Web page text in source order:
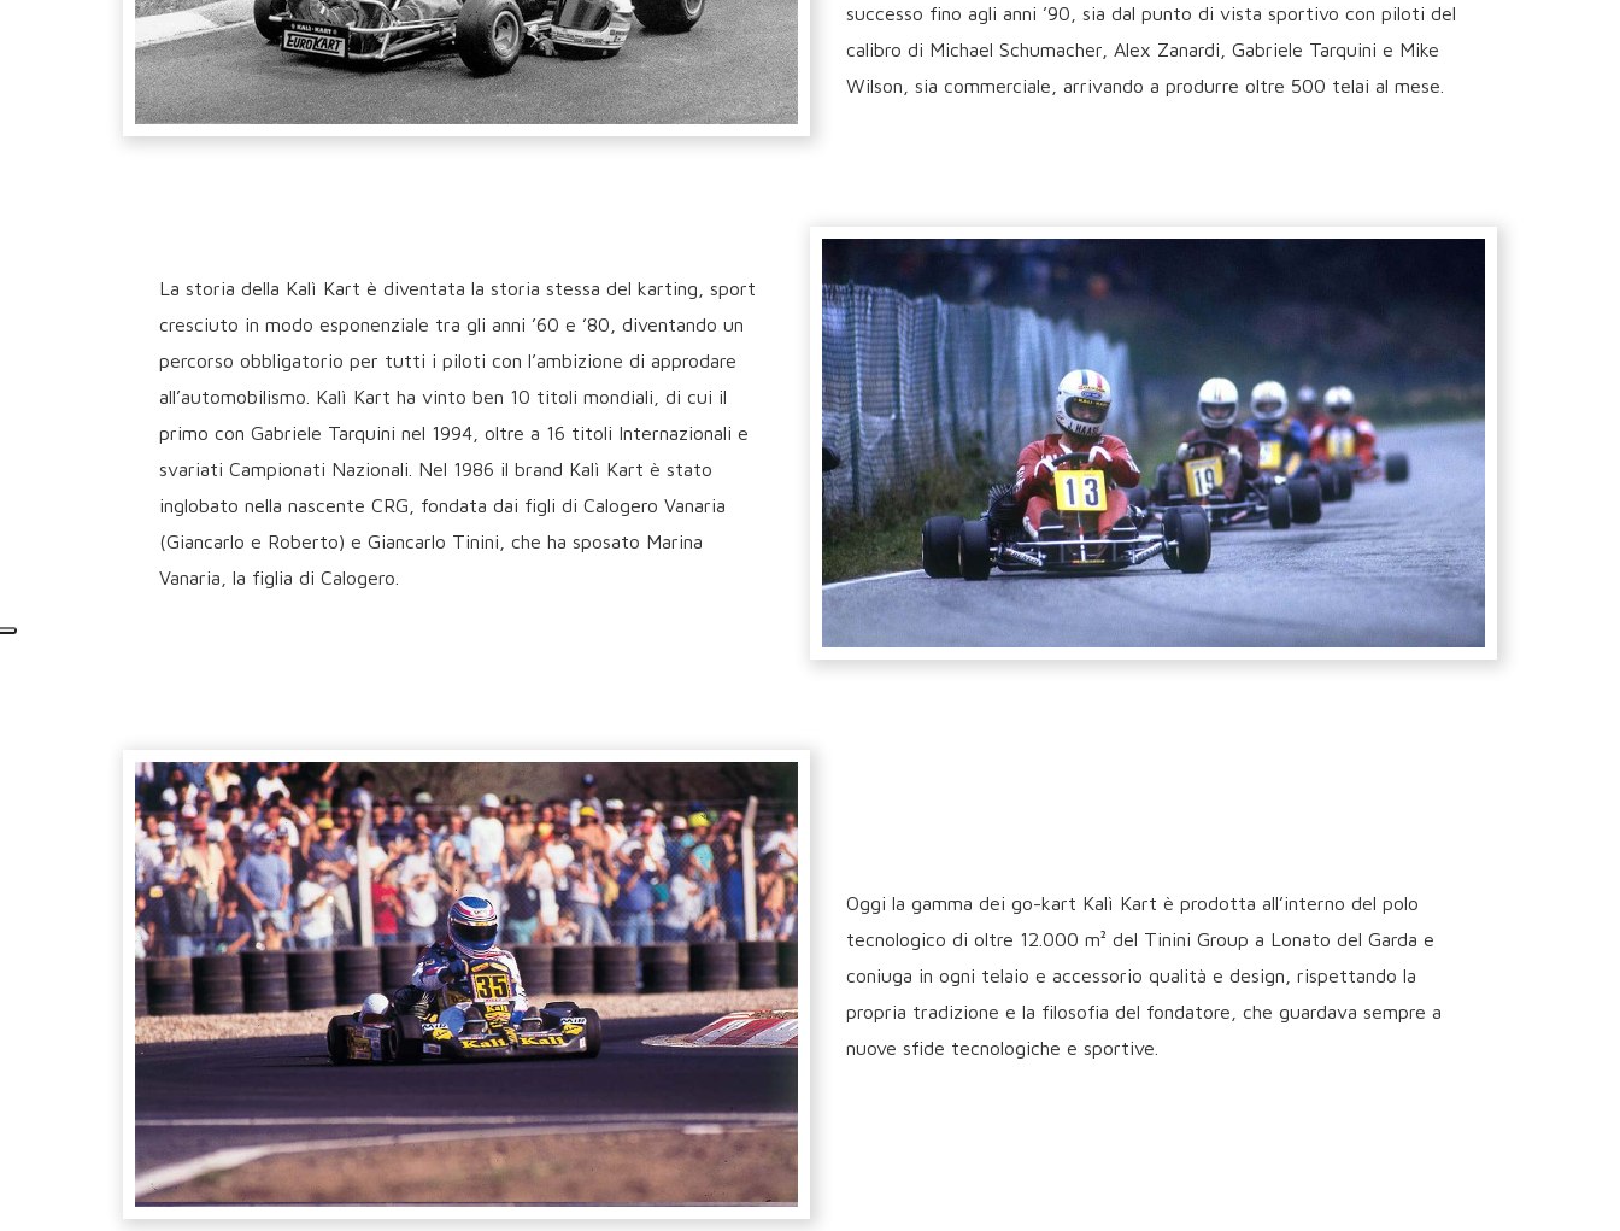
successo fino agli anni ’90, sia dal punto di vista sportivo con piloti del
calibro di Michael Schumacher, Alex Zanardi, Gabriele Tarquini e Mike
Wilson, sia commerciale, arrivando a produrre oltre 500 telai al mese.
La storia della Kalì Kart è diventata la storia stessa del karting, sport
cresciuto in modo esponenziale tra gli anni ’60 e ’80, diventando un
percorso obbligatorio per tutti i piloti con l’ambizione di approdare
all’automobilismo. Kalì Kart ha vinto ben 10 titoli mondiali, di cui il
primo con Gabriele Tarquini nel 1994, oltre a 16 titoli Internazionali e
svariati Campionati Nazionali. Nel 1986 il brand Kalì Kart è stato
inglobato nella nascente CRG, fondata dai figli di Calogero Vanaria
(Giancarlo e Roberto) e Giancarlo Tinini, che ha sposato Marina
Vanaria, la figlia di Calogero.
Oggi la gamma dei go-kart Kalì Kart è prodotta all’interno del polo
tecnologico di oltre 12.000 m² del Tinini Group a Lonato del Garda e
coniuga in ogni telaio e accessorio qualità e design, rispettando la
propria tradizione e la filosofia del fondatore, che guardava sempre a
nuove sfide tecnologiche e sportive.